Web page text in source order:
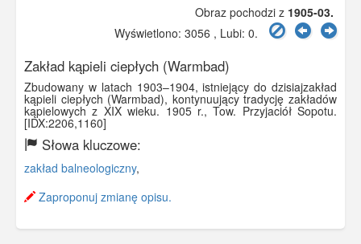
Obraz pochodzi z 1905-03.
Wyświetlono: 3056 , Lubi: 0.
Zakład kąpieli ciepłych (Warmbad)
Zbudowany w latach 1903–1904, istniejący do dzisiajzakład
kąpieli ciepłych (Warmbad), kontynuujący tradycję zakładów
kąpielowych z XIX wieku. 1905 r., Tow. Przyjaciół Sopotu.
[IDX:2206,1160]
Słowa kluczowe:
zakład balneologiczny,
Zaproponuj zmianę opisu.